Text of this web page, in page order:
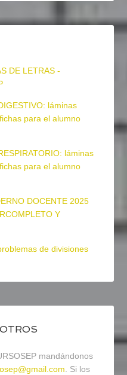
DE LETRAS -
láminas
para el alumno
láminas
para el alumno
DOCENTE 2025
Y
de divisiones
mandándonos
. Si los